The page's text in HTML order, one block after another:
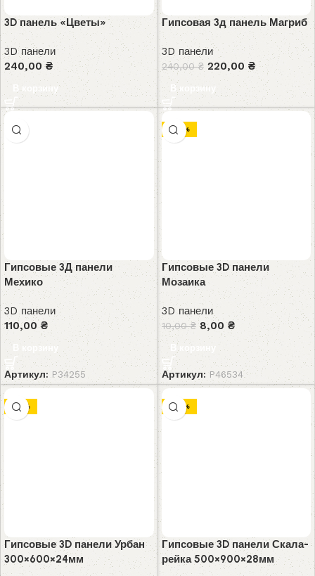
3D панель «Цветы»
3D панели
240,00₴
В корзину
Гипсовая 3д панель Магриб
3D панели
240,00₴ 220,00 ₴
В корзину
Гипсовые 3Д панели
Мехико
3D панели
110,00₴
В корзину
Артикул: P34255
-20%
Гипсовые 3D панели
Мозаика
3D панели
10,00₴ 8,00 ₴
В корзину
Артикул: P46534
-18%
Гипсовые 3D панели Урбан
300×600×24мм
-22%
Гипсовые 3D панели Скала-
рейка 500×900×28мм